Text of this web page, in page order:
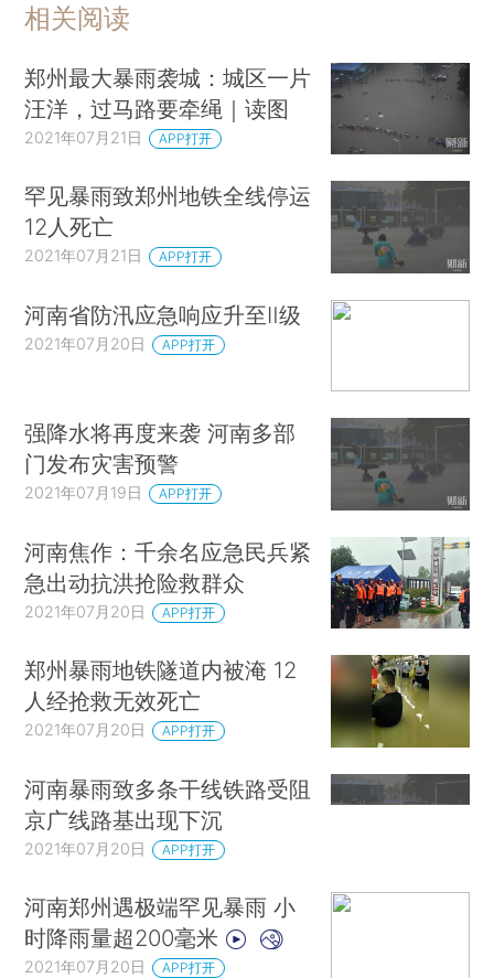
相关阅读
郑州最大暴雨袭城：城区一片
汪洋，过马路要牵绳｜读图
2021年07月21日 APP打开
罕见暴雨致郑州地铁全线停运
12人死亡
2021年07月21日 APP打开
河南省防汛应急响应升至Ⅱ级
2021年07月20日 APP打开
强降水将再度来袭 河南多部
门发布灾害预警
2021年07月19日 APP打开
河南焦作：千余名应急民兵紧
急出动抗洪抢险救群众
2021年07月20日 APP打开
郑州暴雨地铁隧道内被淹 12
人经抢救无效死亡
2021年07月20日 APP打开
河南暴雨致多条干线铁路受阻
京广线路基出现下沉
2021年07月20日 APP打开
河南郑州遇极端罕见暴雨 小
时降雨量超200毫米
2021年07月20日 APP打开